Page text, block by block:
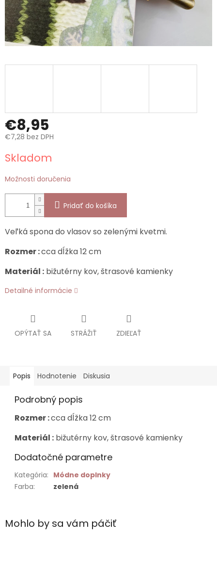
€8,95
€7,28 bez DPH
cena:
Skladom
Možnosti doručenia
Pridať do košíka
Veľká spona do vlasov so zelenými kvetmi.
Rozmer :cca dĺžka 12 cm
Materiál : bižutérny kov, štrasové kamienky
Detailné informácie
OPÝTAŤ SA STRÁŽIŤ ZDIEĽAŤ
Mohlo by sa vám páčiť
Popis Hodnotenie Diskusia
Podrobný popis
Rozmer :cca dĺžka 12 cm
Materiál : bižutérny kov, štrasové kamienky
Dodatočné parametre
Kategória: Módne doplnky
Farba: zelená